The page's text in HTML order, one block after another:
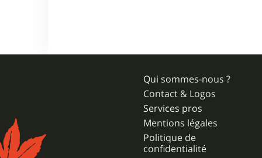
Qui sommes-nous ?
Contact & Logos
Services pros
Mentions légales
Politique de
confidentialité